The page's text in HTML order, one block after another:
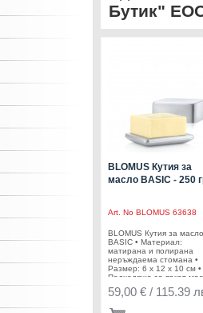
Бутик"
BLOMUS Кутия за
масло BASIC - 250
Art. No BLOMUS 63638
BLOMUS Кутия за масло
BASIC • Материал:
матирана и полирана
неръждаема стомана •
Размер: 6 х 12 х 10 см •
Подходяща за пакет
от 250 гр •
BLOMUS, Германия
59,00 € / 115.39